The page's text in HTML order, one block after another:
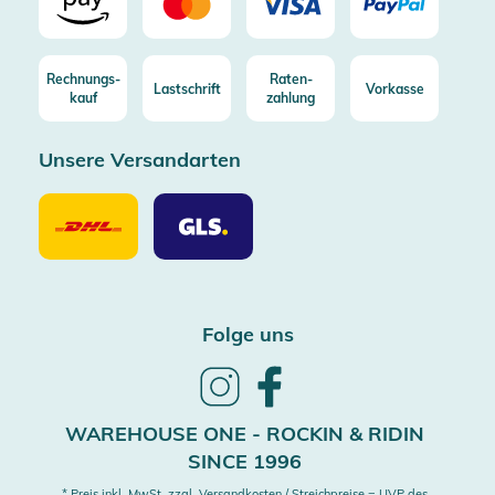
Rechnungs-
kauf
Lastschrift
Raten-
zahlung
Vorkasse
Unsere Versandarten
Unsere
Versandarten
DHL
Unsere
Versandarten
GLS
Folge uns
Follow
InstagramFacebook
WAREHOUSE ONE - ROCKIN & RIDIN
SINCE 1996